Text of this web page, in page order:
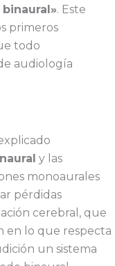
. Este
primeros
todo
audiología
y las
monoaurales
pérdidas
cerebral, que
en lo que respecta
un sistema